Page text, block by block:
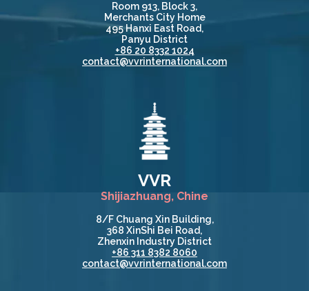
Room 913, Block 3,
Merchants City Home
495 Hanxi East Road,
Panyu District
+86 20 8332 1024
contact@vvrinternational.com
VVR
Shijiazhuang, Chine
8/F Chuang Xin Building,
368 XinShi Bei Road,
Zhenxin Industry District
+86 311 8382 8060
contact@vvrinternational.com